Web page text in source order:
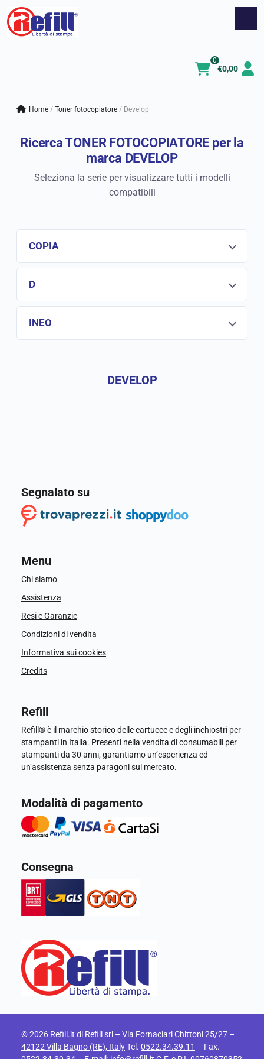
Vai
€0,00
0
Home / Toner fotocopiatore / Develop
Ricerca TONER FOTOCOPIATORE per la
marca DEVELOP
Seleziona la serie per visualizzare tutti i modelli
compatibili
COPIA
D
INEO
DEVELOP
Segnalato su
Menu
Chi siamo
Assistenza
Resi e Garanzie
Condizioni di vendita
Informativa sui cookies
Credits
Refill
Refill® è il marchio storico delle cartucce e degli inchiostri per
stampanti in Italia. Presenti nella vendita di consumabili per
stampanti da 30 anni, garantiamo un’esperienza ed
un’assistenza senza paragoni sul mercato.
Modalità di pagamento
Consegna
© 2026 Refill.it di Refill srl – Via Fornaciari Chittoni 25/27 –
42122 Villa Bagno (RE), ItalyTel. 0522.34.39.11 – Fax.